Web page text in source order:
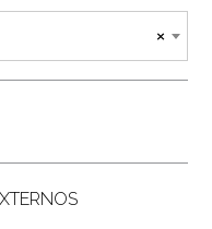
×